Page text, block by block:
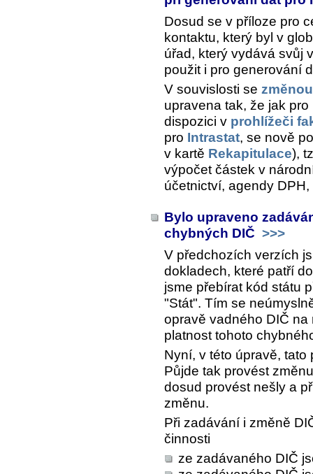
Dosud se v příloze pro
kontaktu, který byl v
úřad, který vydává svůj
použit i pro generování
V souvislosti se
upravena tak, že jak
dispozici v prohlížeči
pro Intrastat, se nově
v kartě Rekapitulace),
výpočet částek v
účetnictví, agendy DPH,
Bylo upraveno
chybných DIČ >>>
V předchozích verzích
dokladech, které patří
jsme přebírat kód státu
"Stát". Tím se
opravě vadného DIČ
platnost tohoto
Nyní, v této úpravě,
Půjde tak provést
dosud provést nešly a
změnu.
Při zadávání i změně
činnosti
ze zadávaného DIČ